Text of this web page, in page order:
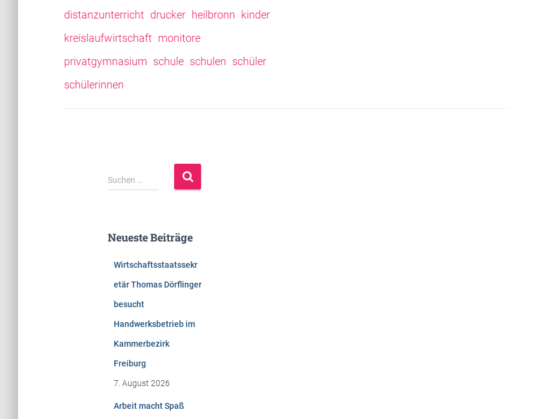
distanzunterricht drucker heilbronn kinder
kreislaufwirtschaft monitore
privatgymnasium schule schulen schüler
schülerinnen
S
u
n
Suchen …
Neueste Beiträge
Wirtschaftsstaatssekr
etär Thomas Dörflinger
besucht
Handwerksbetrieb im
Kammerbezirk
Freiburg
7. August 2026
Arbeit macht Spaß